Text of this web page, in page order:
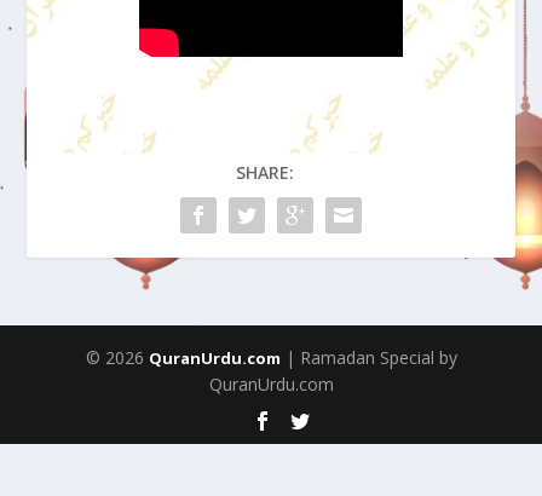
SHARE:
© 2026 QuranUrdu.com | Ramadan Special by
QuranUrdu.com